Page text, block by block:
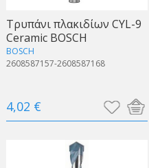
Τρυπάνι πλακιδίων CYL-9
Ceramic BOSCH
BOSCH
2608587157-2608587168
4,02 €